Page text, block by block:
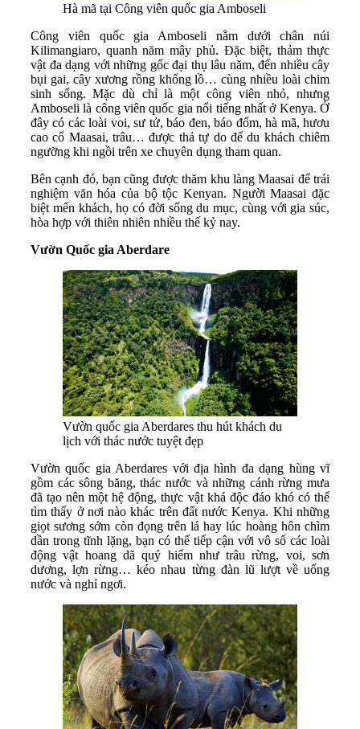
Hà mã tại Công viên quốc gia Amboseli
Công viên quốc gia Amboseli nằm dưới chân núi
Kilimangiaro, quanh năm mây phủ. Đặc biệt, thảm thực
vật đa dạng với những gốc đại thụ lâu năm, đến nhiều cây
bụi gai, cây xương rồng khổng lồ… cùng nhiều loài chim
sinh sống. Mặc dù chỉ là một công viên nhỏ, nhưng
Amboseli là công viên quốc gia nổi tiếng nhất ở Kenya. Ở
đây có các loài voi, sư tử, báo đen, báo đốm, hà mã, hươu
cao cổ Maasai, trâu… được thả tự do để du khách chiêm
ngưỡng khi ngồi trên xe chuyên dụng tham quan.
Bên cạnh đó, bạn cũng được thăm khu làng Maasai để trải
nghiệm văn hóa của bộ tộc Kenyan. Người Maasai đặc
biệt mến khách, họ có đời sống du mục, cùng với gia súc,
hòa hợp với thiên nhiên nhiều thế kỷ nay.
Vườn Quốc gia Aberdare
Vườn quốc gia Aberdares thu hút khách du
lịch với thác nước tuyệt đẹp
Vườn quốc gia Aberdares với địa hình đa dạng hùng vĩ
gồm các sông băng, thác nước và những cánh rừng mưa
đã tạo nên một hệ động, thực vật khá độc đáo khó có thể
tìm thấy ở nơi nào khác trên đất nước Kenya. Khi những
giọt sương sớm còn đọng trên lá hay lúc hoàng hôn chìm
dần trong tĩnh lặng, bạn có thể tiếp cận với vô số các loài
động vật hoang dã quý hiếm như trâu rừng, voi, sơn
dương, lợn rừng… kéo nhau từng đàn lũ lượt về uống
nước và nghỉ ngơi.